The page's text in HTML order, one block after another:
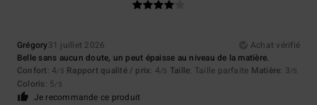
Grégory31 juillet 2026
Achat vérifié
Belle sans aucun doute, un peut épaisse au niveau de la matière.
Confort: 4/5 Rapport qualité / prix: 4/5 Taille: Taille parfaite Matière: 3/5
Coloris: 5/5
Je recommande ce produit